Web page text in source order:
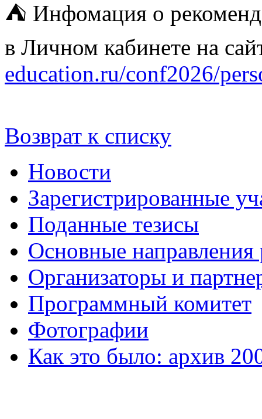
⛺ Инфомация о
в Личном кабинете на
education.ru/conf2026/
Возврат к списку
Новости
Зарегистрированные
Поданные тезисы
Основные направления
Организаторы и
Программный комитет
Фотографии
Как это было: архив